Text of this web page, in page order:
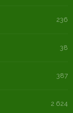
236
38
387
2 624